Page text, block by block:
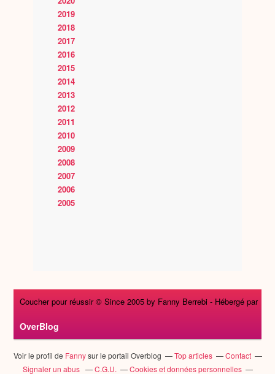
2019
2018
2017
2016
2015
2014
2013
2012
2011
2010
2009
2008
2007
2006
2005
Coucher pour réussir © Since 2005 by Fanny Berrebi - Hébergé par
OverBlog
Voir le profil de Fannysur le portail Overblog Top articles
Contact
Signaler un abus
C.G.U. Cookies et données personnelles